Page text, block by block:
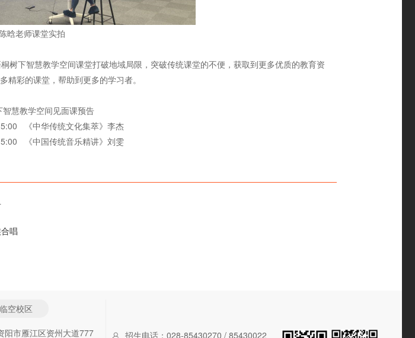
晗老师课堂实拍
树下智慧教学空间课堂打破地域局限，突破传统课堂的不便，获取到更多优质的教育资
彩的课堂，帮助到更多的学习者。
智慧教学空间见面课预告
《中华传统文化集萃》李杰
《中国传统音乐精讲》刘雯
唱
临空校区
阳市雁江区资州大道777 招生电话：028-85430270 / 85430022